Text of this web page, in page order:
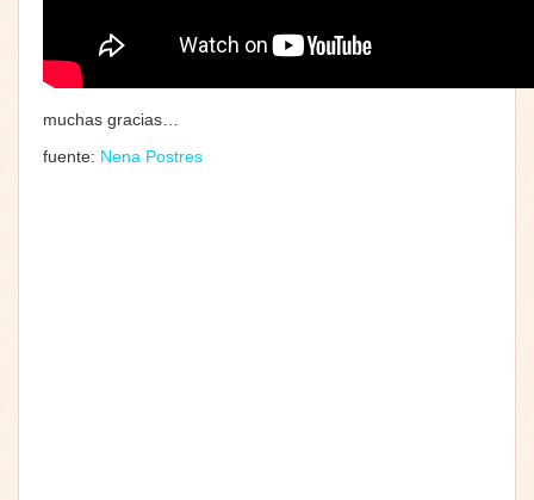
muchas gracias…
fuente: Nena Postres